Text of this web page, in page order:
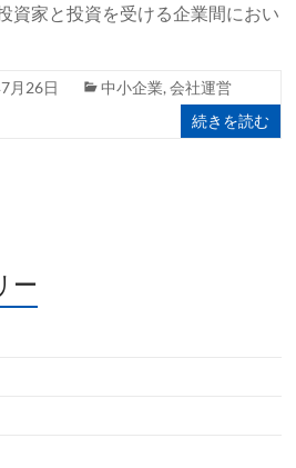
資家と投資を受ける企業間におい
月26日 中小企業,会社運営
続きを読む
ー